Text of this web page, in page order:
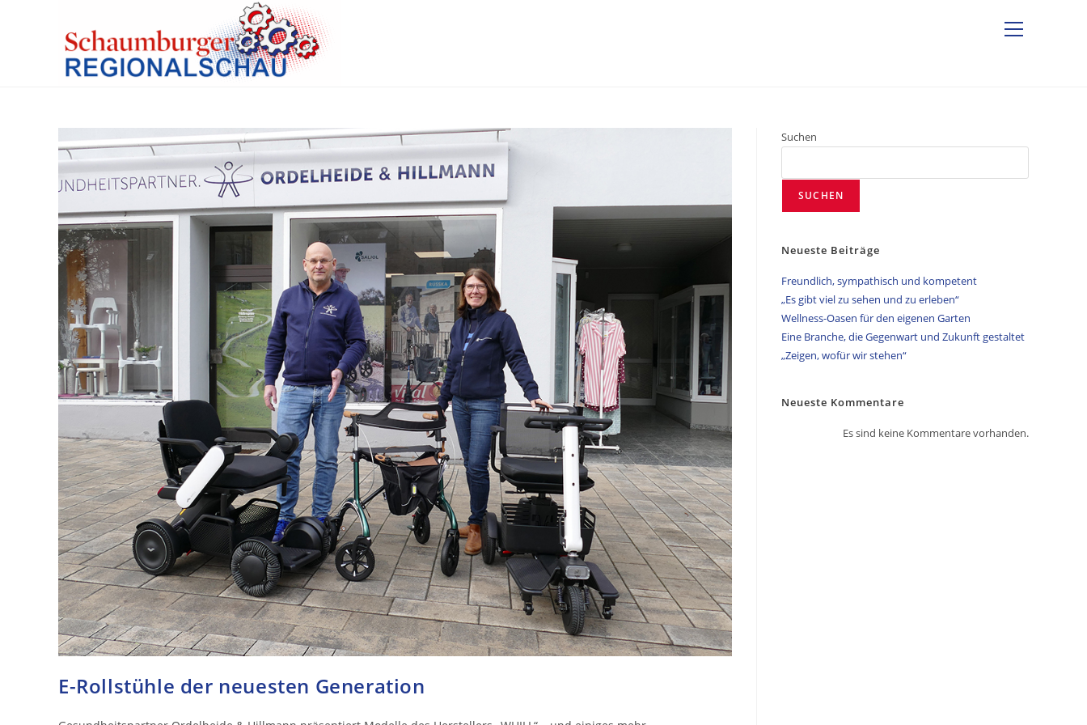
E-Rollstühle der neuesten Generation
Suchen
SUCHEN
Neueste Beiträge
Freundlich, sympathisch und kompetent
„Es gibt viel zu sehen und zu erleben“
Wellness-Oasen für den eigenen Garten
Eine Branche, die Gegenwart und Zukunft gestaltet
„Zeigen, wofür wir stehen“
Neueste Kommentare
Es sind keine Kommentare vorhanden.